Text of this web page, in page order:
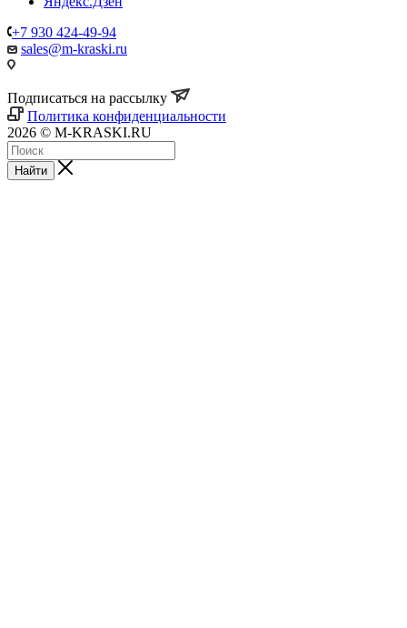
+7 930 424-49-94
sales@m-kraski.ru
Подписаться на рассылку
Политика конфиденциальности
2026 © M-KRASKI.RU
Найти